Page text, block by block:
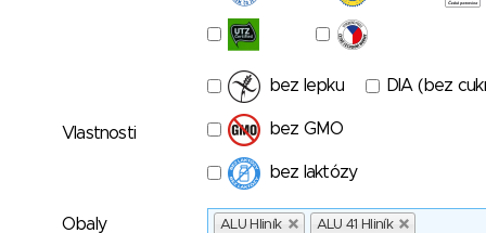
Vlastnosti
bez lepku DIA (bez
bez GMO
bez laktózy
Obaly ALU Hliník ALU 41 Hliník